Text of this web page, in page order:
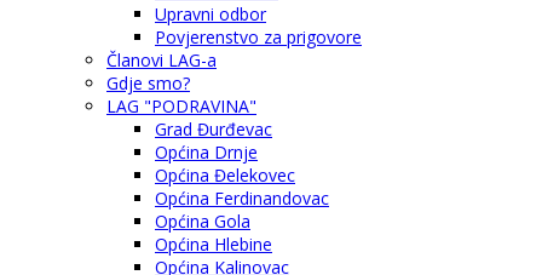
Upravni odbor
Povjerenstvo za prigovore
Članovi LAG-a
Gdje smo?
LAG "PODRAVINA"
Grad Đurđevac
Općina Drnje
Općina Đelekovec
Općina Ferdinandovac
Općina Gola
Općina Hlebine
Općina Kalinovac